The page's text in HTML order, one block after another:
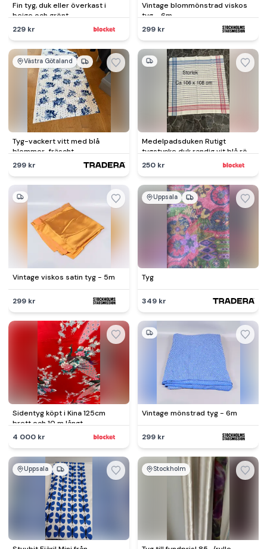
Fin tyg, duk eller överkast i
beige och grönt
229 kr
Vintage blommönstrad viskos
tyg - 6m
299 kr
Västra Götaland
Tyg-vackert vitt med blå
blommor-fräscht
299 kr
Medelpadsduken Rutigt
tygstycke duk randig vit blå röd
ca 106 x 108 cm
250 kr
Vintage viskos satin tyg - 5m
299 kr
Uppsala
Tyg
349 kr
Sidentyg köpt i Kina 125cm
brett och 10 m långt.
4 000 kr
Vintage mönstrad tyg - 6m
299 kr
Uppsala Stockholm